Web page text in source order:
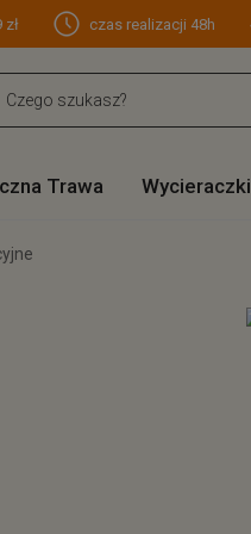
zł czas realizacji 48h
Trawa Wycieraczki